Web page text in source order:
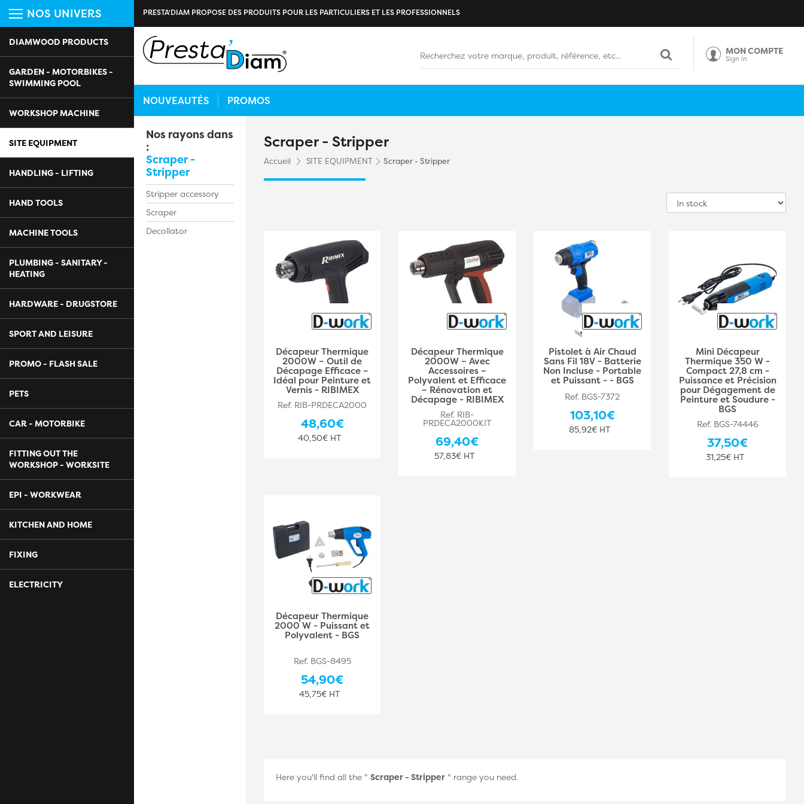
NOS UNIVERS
DIAMWOOD PRODUCTS
GARDEN - MOTORBIKES -
SWIMMING POOL
WORKSHOP MACHINE
SITE EQUIPMENT
HANDLING - LIFTING
HAND TOOLS
MACHINE TOOLS
PLUMBING - SANITARY -
HEATING
HARDWARE - DRUGSTORE
SPORT AND LEISURE
PROMO - FLASH SALE
PETS
CAR - MOTORBIKE
FITTING OUT THE
WORKSHOP - WORKSITE
EPI - WORKWEAR
KITCHEN AND HOME
FIXING
ELECTRICITY
PRESTA'DIAM PROPOSE DES PRODUITS POUR LES PARTICULIERS ET LES PROFESSIONNELS
MON COMPTE
Sign in
NOUVEAUTÉS PROMOS
Nos rayons dans
:
Scraper -
Stripper
Stripper accessory
Scraper
Decollator
Scraper - Stripper
Accueil SITE EQUIPMENT Scraper - Stripper
by
Décapeur Thermique
2000W – Outil de
Décapage Efficace –
Idéal pour Peinture et
Vernis - RIBIMEX
Ref. RIB-PRDECA2000
48,60€
40,50€ HT
Décapeur Thermique
2000W – Avec
Accessoires –
Polyvalent et Efficace
– Rénovation et
Décapage - RIBIMEX
Ref. RIB-
PRDECA2000KIT
69,40€
57,83€ HT
Pistolet à Air Chaud
Sans Fil 18V - Batterie
Non Incluse - Portable
et Puissant - - BGS
Ref. BGS-7372
103,10€
85,92€ HT
Mini Décapeur
Thermique 350 W -
Compact 27,8 cm -
Puissance et Précision
pour Dégagement de
Peinture et Soudure -
BGS
Ref. BGS-74446
37,50€
31,25€ HT
Décapeur Thermique
2000 W - Puissant et
Polyvalent - BGS
Ref. BGS-8495
54,90€
45,75€ HT
Here you'll find all the " Scraper - Stripper" range you need.